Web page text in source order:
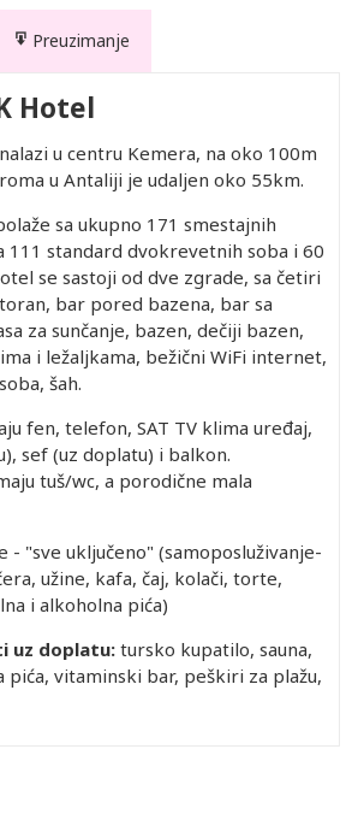
Preuzimanje
Hotel
u centru Kemera, na oko 100m
u Antaliji je udaljen oko 55km.
sa ukupno 171 smestajnih
111 standard dvokrevetnih soba i 60
se sastoji od dve zgrade, sa četiri
bar pored bazena, bar sa
za sunčanje, bazen, dečiji bazen,
i ležaljkama, bežični WiFi internet,
šah.
fen, telefon, SAT TV klima uređaj,
sef (uz doplatu) i balkon.
tuš/wc, a porodične mala
- "sve uključeno" (samoposluživanje-
užine, kafa, čaj, kolači, torte,
i alkoholna pića)
uz doplatu: tursko kupatilo, sauna,
pića, vitaminski bar, peškiri za plažu,